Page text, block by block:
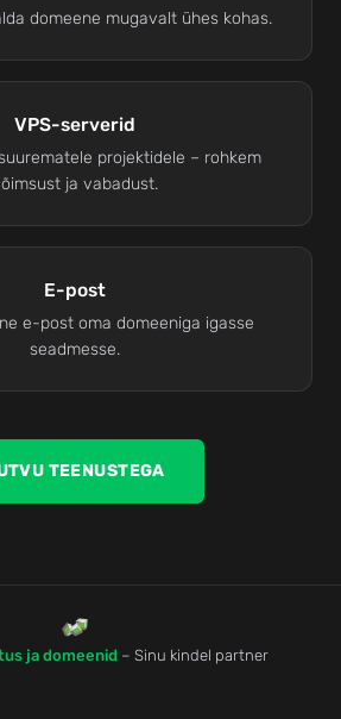
domeene mugavalt ühes kohas.
VPS-serverid
projektidele – rohkem
ja vabadust.
E-post
e-post oma domeeniga igasse
seadmesse.
TEENUSTEGA
ja domeenid – Sinu kindel partner